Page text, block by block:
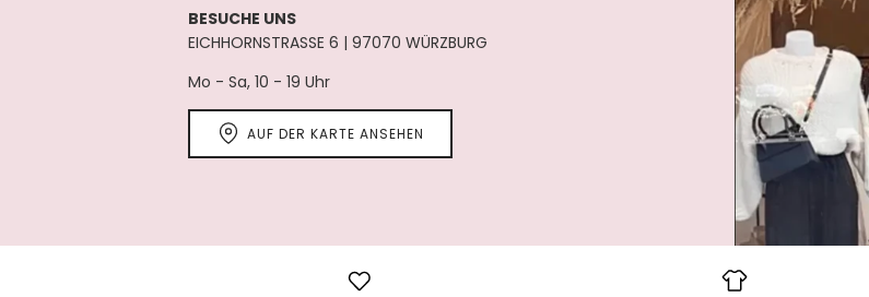
BESUCHE UNS
EICHHORNSTRASSE 6 | 97070 WÜRZBURG
Mo - Sa, 10 - 19 Uhr
AUF DER KARTE ANSEHEN